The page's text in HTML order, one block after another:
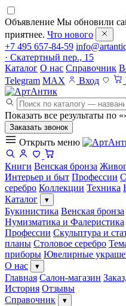
Объявление Мы обновили
приятнее. Что нового
+7 495 657-84-59
· Скатертный пер., 15
Каталог О нас Справочник
Telegram MAX Вход
Показать все результаты по «
Заказать звонок
Открыть меню
Книги Венская бронза
Интерьер и быт Профессии
серебро Коллекции Техника
Каталог
▾
Букинистика Венская бронза
Нумизматика и Фалеристика
Профессии Скульптура и
планы Столовое серебро
приборы Ювелирные
О нас
▾
Главная Салон-магазин
История Отзывы
Справочник
▾